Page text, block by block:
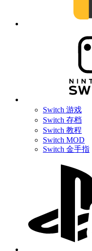
Switch 游戏
Switch 存档
Switch 教程
Switch MOD
Switch 金手指